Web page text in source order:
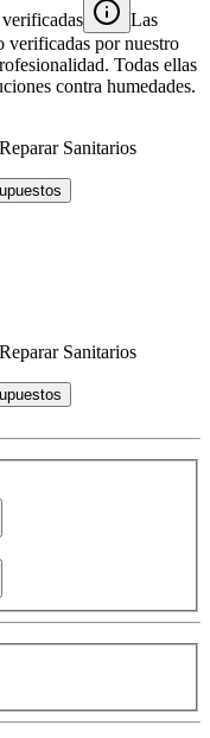
Las
verificadas por nuestro
Todas ellas
contra humedades.
Sanitarios
Sanitarios